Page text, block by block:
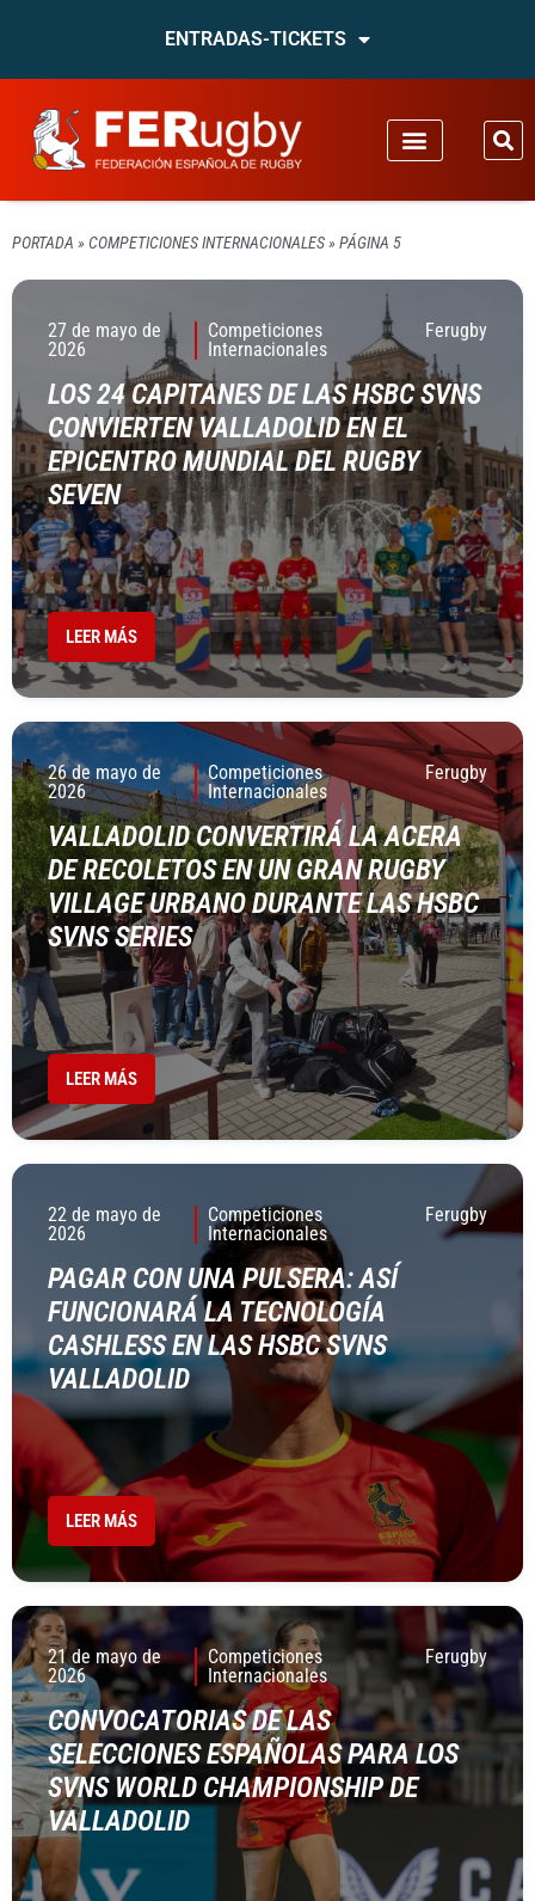
ENTRADAS-TICKETS
PORTADA » COMPETICIONES INTERNACIONALES» PÁGINA 5
27 de mayo de
2026
Competiciones
Internacionales
Ferugby
LOS 24 CAPITANES DE LAS HSBC SVNS
CONVIERTEN VALLADOLID EN EL
EPICENTRO MUNDIAL DEL RUGBY
SEVEN
LEER MÁS
26 de mayo de
2026
Competiciones
Internacionales
Ferugby
VALLADOLID CONVERTIRÁ LA ACERA
DE RECOLETOS EN UN GRAN RUGBY
VILLAGE URBANO DURANTE LAS HSBC
SVNS SERIES
LEER MÁS
22 de mayo de
2026
Competiciones
Internacionales
Ferugby
PAGAR CON UNA PULSERA: ASÍ
FUNCIONARÁ LA TECNOLOGÍA
CASHLESS EN LAS HSBC SVNS
VALLADOLID
LEER MÁS
21 de mayo de
2026
Competiciones
Internacionales
Ferugby
CONVOCATORIAS DE LAS
SELECCIONES ESPAÑOLAS PARA LOS
SVNS WORLD CHAMPIONSHIP DE
VALLADOLID